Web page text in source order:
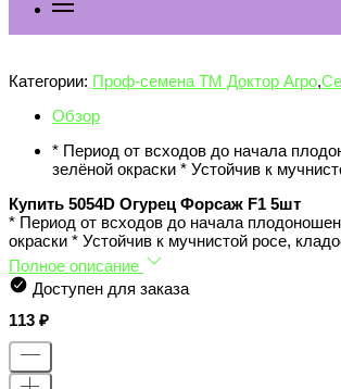
Категории: Проф-семена ТМ Доктор Агро,
Обзор
* Период от всходов до начала
зелёной окраски * Устойчив к
Купить 5054D Огурец Форсаж F1 5шт
* Период от всходов до начала
окраски * Устойчив к мучнистой росе,
Полное описание
Доступен для заказа
113